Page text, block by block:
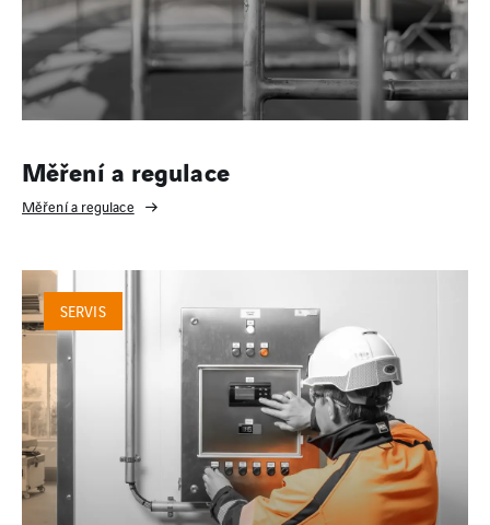
Měření a regulace
Měření a regulace